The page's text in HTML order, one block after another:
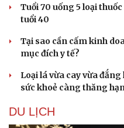
Tuổi 70 uống 5 loại
tuổi 40
Tại sao cần cấm kinh
mục đích y tế?
Loại lá vừa cay vừa
sức khoẻ càng thăng
DU LỊCH